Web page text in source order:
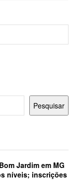
Pesquisar
Jardim em MG
níveis; inscrições